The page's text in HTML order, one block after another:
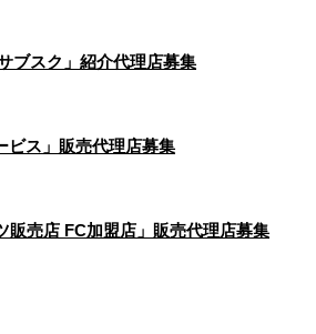
ブスク」紹介代理店募集
ビス」販売代理店募集
販売店 FC加盟店」販売代理店募集